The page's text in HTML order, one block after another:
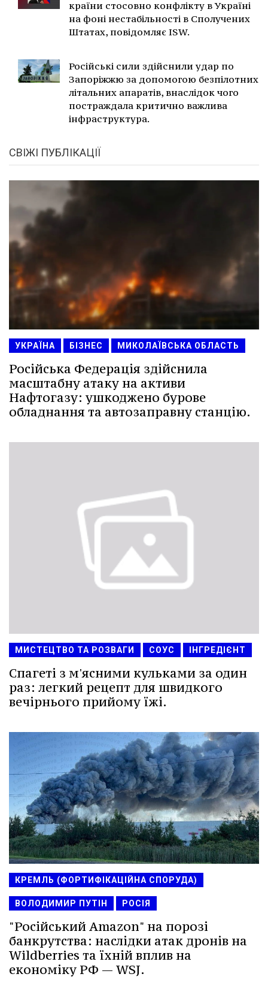
країни стосовно конфлікту в Україні
на фоні нестабільності в Сполучених
Штатах, повідомляє ISW.
Російські сили здійснили удар по
Запоріжжю за допомогою безпілотних
літальних апаратів, внаслідок чого
постраждала критично важлива
інфраструктура.
СВІЖІ ПУБЛІКАЦІЇ
УКРАЇНА БІЗНЕС МИКОЛАЇВСЬКА ОБЛАСТЬ
Російська Федерація здійснила
масштабну атаку на активи
Нафтогазу: ушкоджено бурове
обладнання та автозаправну станцію.
МИСТЕЦТВО ТА РОЗВАГИ СОУС ІНГРЕДІЄНТ
Спагеті з м'ясними кульками за один
раз: легкий рецепт для швидкого
вечірнього прийому їжі.
КРЕМЛЬ (ФОРТИФІКАЦІЙНА СПОРУДА)
ВОЛОДИМИР ПУТІН РОСІЯ
"Російський Amazon" на порозі
банкрутства: наслідки атак дронів на
Wildberries та їхній вплив на
економіку РФ — WSJ.